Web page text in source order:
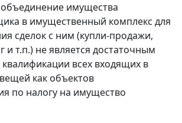
имущества
в имущественный комплекс для
сделок с ним (купли-продажи,
и т.п.) не является достаточным
всех входящих в
как объектов
по налогу на имущество